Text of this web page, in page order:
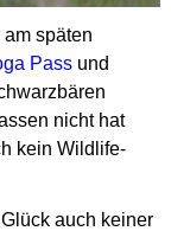
späten
Pass und
nicht hat
kein Wildlife-
auch keiner